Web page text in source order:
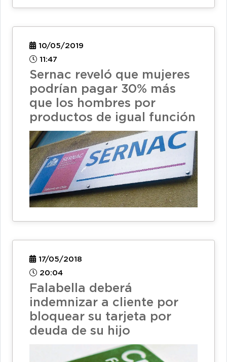
10/05/2019
11:47
Sernac reveló que mujeres
podrían pagar 30% más
que los hombres por
productos de igual función
17/05/2018
20:04
Falabella deberá
indemnizar a cliente por
bloquear su tarjeta por
deuda de su hijo